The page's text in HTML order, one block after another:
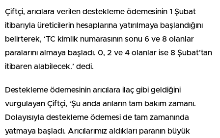
Çiftçi, arıcılara verilen destekleme ödemesinin 1 Şubat
itibarıyla üreticilerin hesaplarına yatırılmaya başlandığını
belirterek, ‘TC kimlik numarasının sonu 6 ve 8 olanlar
paralarını almaya başladı. 0, 2 ve 4 olanlar ise 8 Şubat’tan
itibaren alabilecek.’ dedi.
Destekleme ödemesinin arıcılara ilaç gibi geldiğini
vurgulayan Çiftçi, ‘Şu anda arıların tam bakım zamanı.
Dolayısıyla destekleme ödemesi de tam zamanında
yatmaya başladı. Arıcılarımız aldıkları paranın büyük